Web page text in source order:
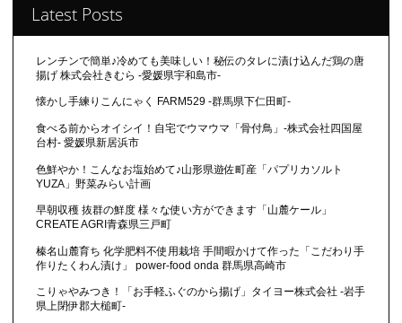
Latest Posts
レンチンで簡単♪冷めても美味しい！秘伝のタレに漬け込んだ鶏の唐
揚げ 株式会社きむら -愛媛県宇和島市-
懐かし手練りこんにゃく FARM529 -群馬県下仁田町-
食べる前からオイシイ！自宅でウマウマ「骨付鳥」-株式会社四国屋
台村- 愛媛県新居浜市
色鮮やか！こんなお塩始めて♪山形県遊佐町産「パプリカソルト
YUZA」野菜みらい計画
早朝収穫 抜群の鮮度 様々な使い方ができます「山麓ケール」
CREATE AGRI青森県三戸町
榛名山麓育ち 化学肥料不使用栽培 手間暇かけて作った「こだわり手
作りたくわん漬け」 power-food onda 群馬県高崎市
こりゃやみつき！「お手軽ふぐのから揚げ」タイヨー株式会社 -岩手
県上閉伊郡大槌町-